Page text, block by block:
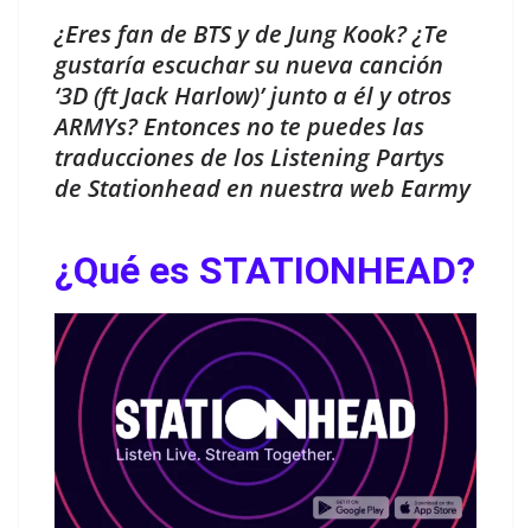
¿Eres fan de BTS y de Jung Kook? ¿Te
gustaría escuchar su nueva canción
‘3D (ft Jack Harlow)’ junto a él y otros
ARMYs? Entonces no te puedes las
traducciones de los Listening Partys
de Stationhead en nuestra web Earmy
¿Qué es STATIONHEAD?